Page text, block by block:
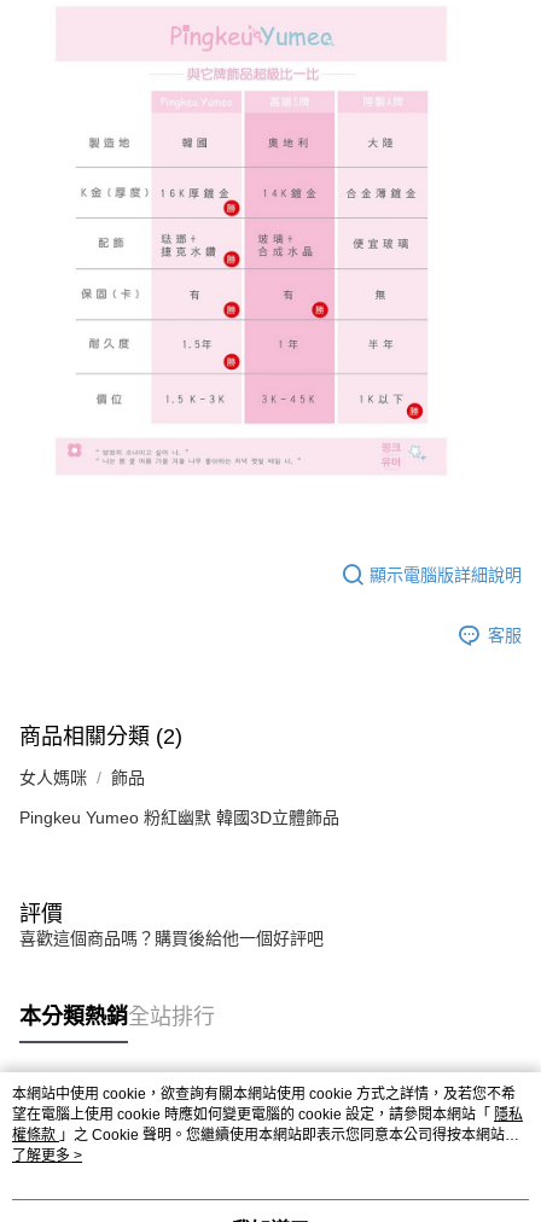
顯示電腦版詳細說明
客服
商品相關分類 (2)
女人媽咪 飾品
Pingkeu Yumeo 粉紅幽默 韓國3D立體飾品
評價
喜歡這個商品嗎？購買後給他一個好評吧
本分類熱銷全站排行
熱門標籤
本網站中使用 cookie，欲查詢有關本網站使用 cookie 方式之詳情，及若您不希
望在電腦上使用 cookie 時應如何變更電腦的 cookie 設定，請參閱本網站「 隱私
權條款 」之 Cookie 聲明。您繼續使用本網站即表示您同意本公司得按本網站使
用條款之 Cookie 聲明使用 cookie。
了解更多 >